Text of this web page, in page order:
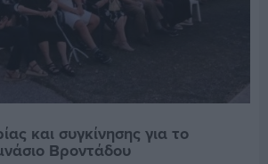
και συγκίνησης για το
Βροντάδου